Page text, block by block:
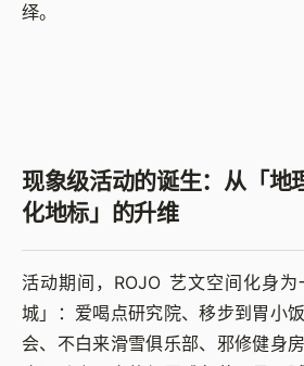
绎。
现象级活动的诞生：从「地
化地标」的升维
活动期间，ROJO 艺文空间化身
城」：爱喝点研究院、移步到胃小
会、不白来滑雪俱乐部、邪修健身